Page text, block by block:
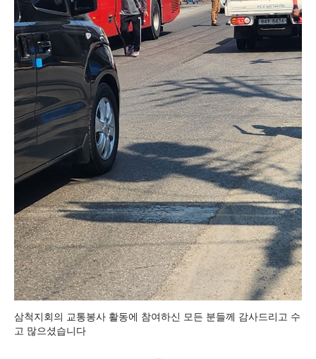
삼척지회의 교통봉사 활동에 참여하신 모든 분들께 감사드리고 수
고 많으셨습니다